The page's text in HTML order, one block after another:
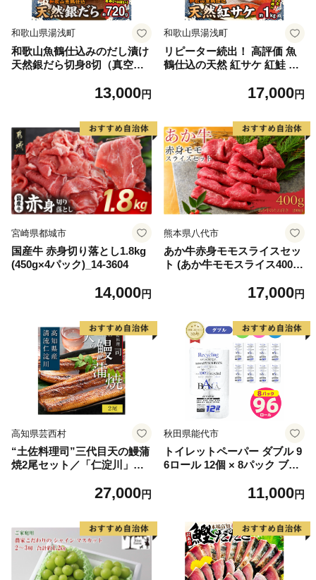
和歌山県湯浅町
和歌山魚鶴仕込みのだし漬け
天然銀だら切身8切（真空パ
製法 良質な脂 ふっくら 柔ら
ぶ だし漬け 煮付け ムニエル
味噌漬け 鍋物 冷凍 湯浅町 送
料無料_G7334
13,000円
和歌山県湯浅町
リピーター続出！ 高評価 魚
鶴仕込の天然 紅サケ 紅鮭 鮭
レビュー高評価 小分け 真空
海鮮 魚介 食品 食べ物 おかず
お弁当 水産加工品 冷凍 グル
メ お取り寄せ 和歌山県 湯浅
町 送料無料_G7317
17,000円
宮崎県都城市
国産牛 赤身切り落とし1.8kg
(450g×4パック)_14-3604
14,000円
熊本県八代市
あか牛赤身モモスライスセッ
ト (あか牛モモスライス400
17,000円
高知県芸西村
“土佐料理司”三代目天の鰻蒲
焼2尾セット／「仁淀川」水
殖 国産・高知県産〈高知市共
27,000円
秋田県能代市
トイレットペーパー ダブル 9
6ロール 12個 × 8パック ブラ
用品 消耗品 無香料 生活用品
11,000円